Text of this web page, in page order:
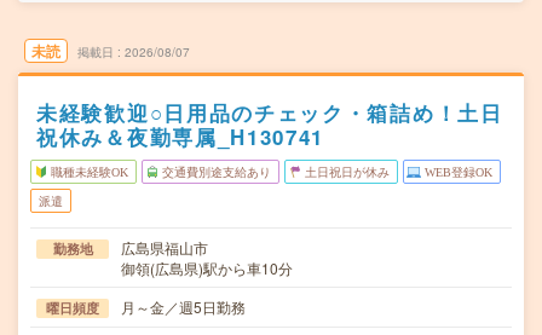
未読 掲載日 2026/08/07
未経験歓迎○日用品のチェック・箱詰め！土日
祝休み＆夜勤専属_H130741
職種未経験OK 交通費別途支給あり 土日祝日が休み WEB登録OK
派遣
勤務地
広島県福山市
御領(広島県)駅から車10分
曜日頻度 月～金／週5日勤務